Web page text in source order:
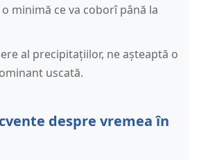
minimă ce va coborî până la
al precipitațiilor, ne așteaptă o
uscată.
despre vremea în